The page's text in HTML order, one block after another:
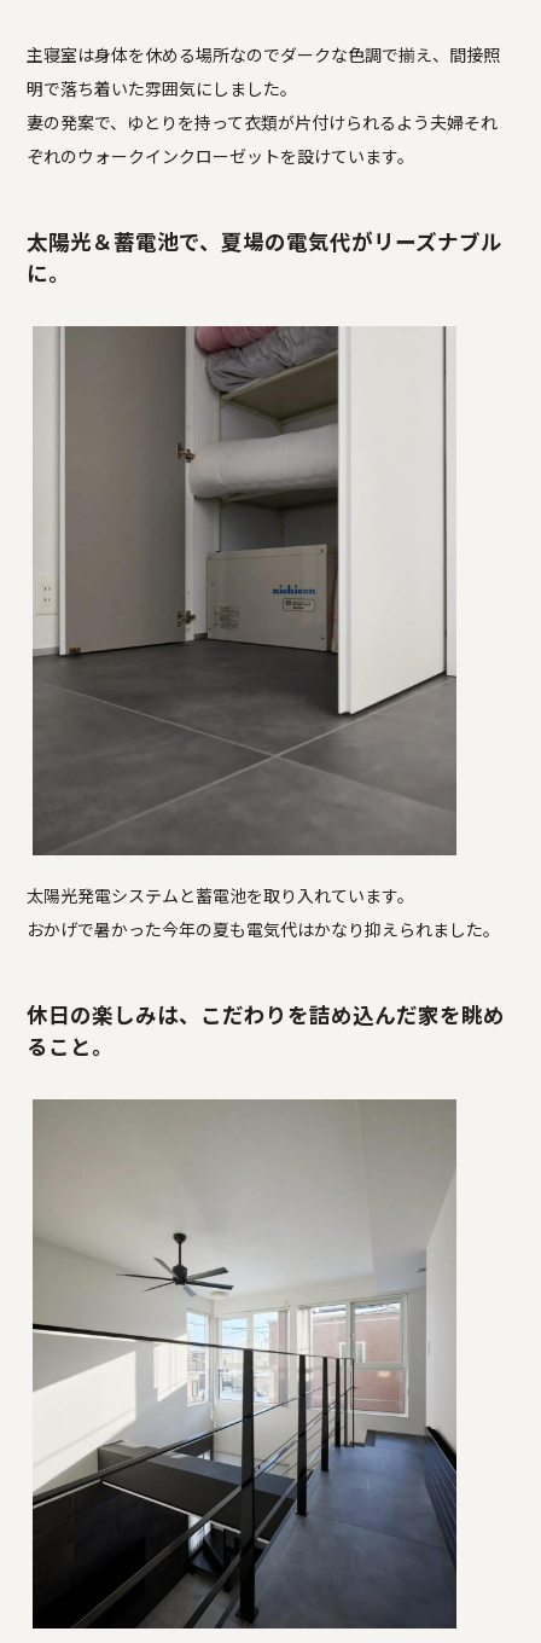
主寝室は身体を休める場所なのでダークな色調で揃え、間接照
明で落ち着いた雰囲気にしました。
妻の発案で、ゆとりを持って衣類が片付けられるよう夫婦それ
ぞれのウォークインクローゼットを設けています。
太陽光＆蓄電池で、夏場の電気代がリーズナブル
に。
太陽光発電システムと蓄電池を取り入れています。
おかげで暑かった今年の夏も電気代はかなり抑えられました。
休日の楽しみは、こだわりを詰め込んだ家を眺め
ること。